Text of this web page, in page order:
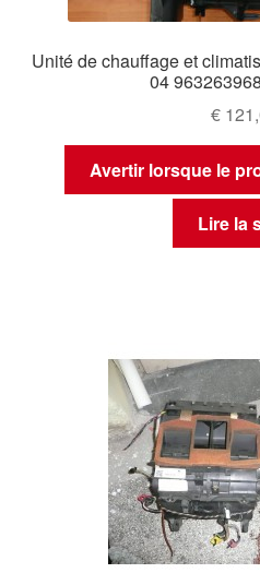
Unité de chauffage et
04
€
Avertir lorsque le
Lire la